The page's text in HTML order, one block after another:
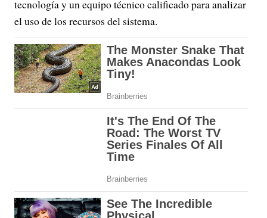
tecnología y un equipo técnico calificado para analizar
el uso de los recursos del sistema.